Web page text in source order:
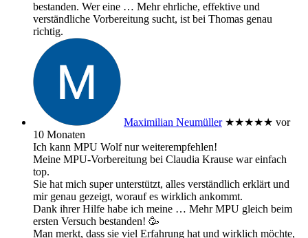
bestanden. Wer eine … Mehrehrliche, effektive und
verständliche Vorbereitung sucht, ist bei Thomas genau
richtig.
Maximilian Neumüller ★★★★★ vor
10 Monaten
Ich kann MPU Wolf nur weiterempfehlen!
Meine MPU-Vorbereitung bei Claudia Krause war einfach
top.
Sie hat mich super unterstützt, alles verständlich erklärt und
mir genau gezeigt, worauf es wirklich ankommt.
Dank ihrer Hilfe habe ich meine … MehrMPU gleich beim
ersten Versuch bestanden! 🥳
Man merkt, dass sie viel Erfahrung hat und wirklich möchte,